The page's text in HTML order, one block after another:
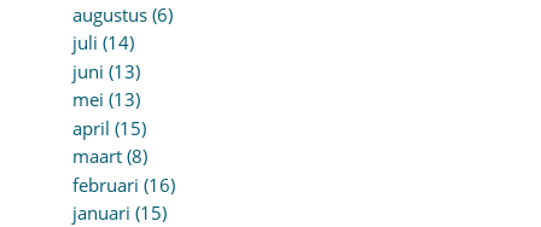
augustus (6)
juli (14)
juni (13)
mei (13)
april (15)
maart (8)
februari (16)
januari (15)